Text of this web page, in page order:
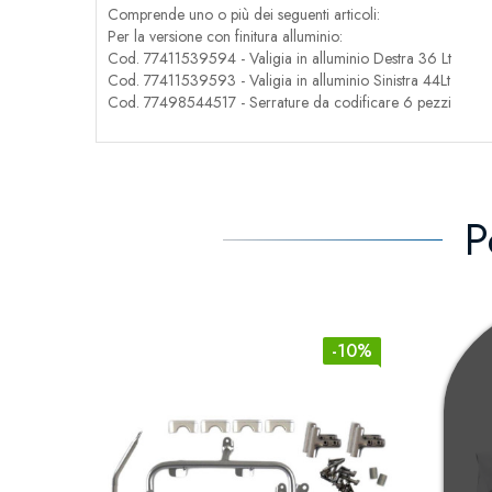
Comprende uno o più dei seguenti articoli:
Per la versione con finitura alluminio:
Cod. 77411539594 - Valigia in alluminio Destra 36 Lt
Cod. 77411539593 - Valigia in alluminio Sinistra 44Lt
Cod. 77498544517 - Serrature da codificare 6 pezzi
-10%